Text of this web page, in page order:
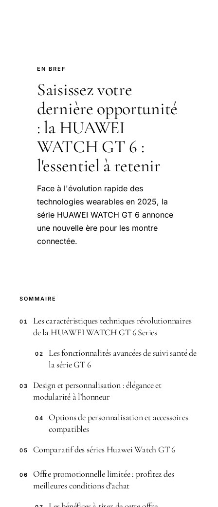
EN BREF
Saisissez votre
dernière opportunité
: la HUAWEI
WATCH GT 6 :
l'essentiel à retenir
Face à l'évolution rapide des
technologies wearables en 2025, la
série HUAWEI WATCH GT 6 annonce
une nouvelle ère pour les montre
connectée.
SOMMAIRE
01
Les caractéristiques techniques révolutionnaires
de la HUAWEI WATCH GT 6 Series
02
Les fonctionnalités avancées de suivi santé de
la série GT 6
03
Design et personnalisation : élégance et
modularité à l’honneur
04
Options de personnalisation et accessoires
compatibles
05 Comparatif des séries Huawei Watch GT 6
06
Offre promotionnelle limitée : profitez des
meilleures conditions d’achat